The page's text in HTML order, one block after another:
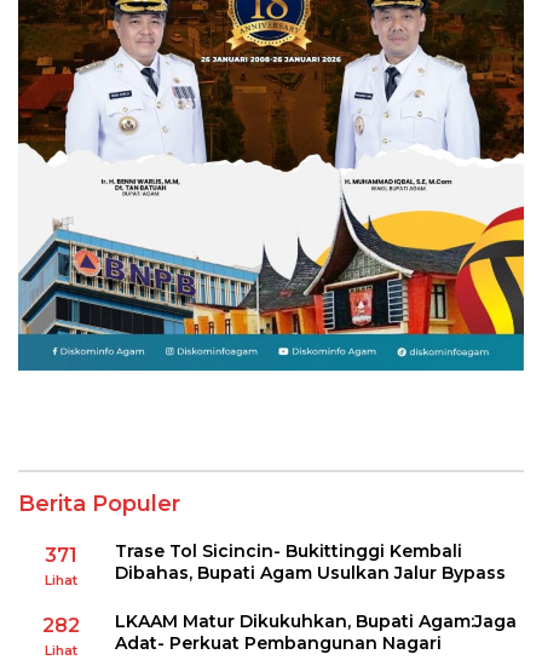
Berita Populer
371
Lihat
Trase Tol Sicincin- Bukittinggi Kembali
Dibahas, Bupati Agam Usulkan Jalur Bypass
282
Lihat
LKAAM Matur Dikukuhkan, Bupati Agam:Jaga
Adat- Perkuat Pembangunan Nagari